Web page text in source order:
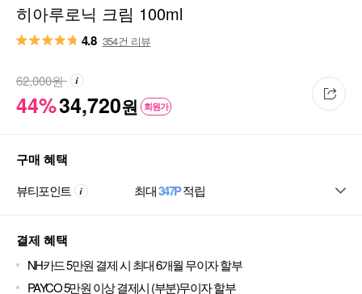
히아루로닉 크림 100ml
4.8 354건 리뷰
44%34,720원 회원가
62,000원
구매 혜택
뷰티포인트 최대347P적립
결제 혜택
NH카드 5만원 결제 시 최대 6개월 무이자 할부
PAYCO 5만원 이상 결제시 (부분)무이자 할부